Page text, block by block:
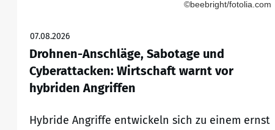
©beebright/fotolia.com
07.08.2026
Drohnen-Anschläge, Sabotage und
Cyberattacken: Wirtschaft warnt vor
hybriden Angriffen
Hybride Angriffe entwickeln sich zu einem ernst